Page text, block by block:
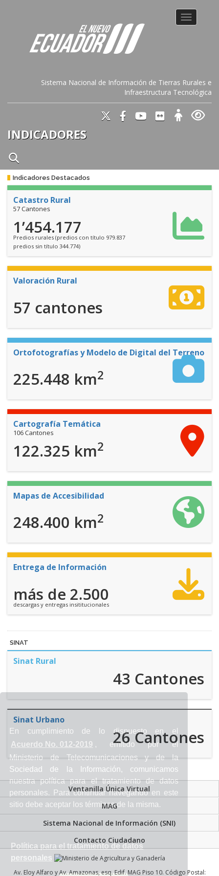
En cumplimiento de lo dispuesto en el
Acuerdo No. 012-2019 , emitido por el
Ministerio de Telecomunicaciones y de la
Sociedad de la Información, comunicamos
nuestra política para el tratamiento de datos
personales. Para continuar navegando en este
sitio debe aceptar los términos de la misma.
Política para el tratamiento de datos
personales
Sistema Nacional de Información de Tierras Rurales e
Infraestructura Tecnológica
Toggle
INDICADORES
Indicadores Destacados
Catastro Rural
57 Cantones
1’454.177
Predios rurales (predios con título 979.837
predios sin título 344.774)
Valoración Rural
57 cantones
Ortofotografías y Modelo de Digital del Terreno
225.448 km2
Cartografía Temática
106 Cantones
122.325 km2
Mapas de Accesibilidad
248.400 km2
Entrega de Información
más de 2.500
descargas y entregas insititucionales
SINAT
43 Cantones
Sinat Rural
26 Cantones
Sinat Urbano
Ventanilla Única Virtual
MAG
Sistema Nacional de Información (SNI)
Contacto Ciudadano
Av. Eloy Alfaro y Av. Amazonas, esq. Edif. MAG Piso 10. Código Postal: